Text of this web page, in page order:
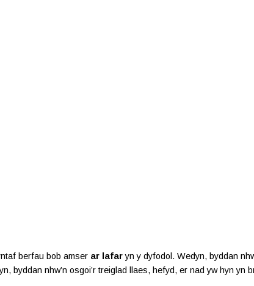
berfau bob amser ar lafaryn y dyfodol. Wedyn, byddan
byddan nhw’n osgoi’r treiglad llaes, hefyd, er nad yw hyn yn